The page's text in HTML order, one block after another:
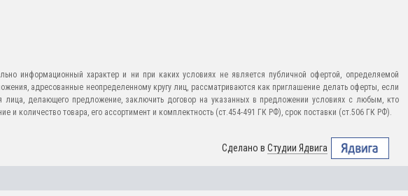
информационный характер и ни при каких условиях не является публичной офертой, определяемой
адресованные неопределенному кругу лиц, рассматриваются как приглашение делать оферты, если
делающего предложение, заключить договор на указанных в предложении условиях с любым, кто
количество товара, его ассортимент и комплектность (ст.454-491 ГК РФ), срок поставки (ст.506 ГК РФ).
Сделано вСтудии Ядвига